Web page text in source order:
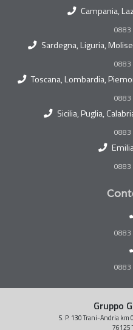
Campania,
0883
Sardegna, Liguria,
0883
Toscana, Lombardia,
0883
Sicilia, Puglia,
0883
0883
0883
0883
Gruppo
S. P. 130 Trani-Andria km
76125